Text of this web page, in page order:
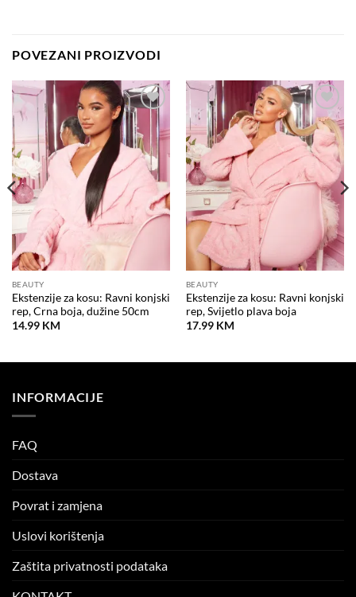
POVEZANI PROIZVODI
Dodaj
listu
želja
BEAUTY
Ekstenzije za kosu: Ravni konjski
rep, Crna boja, dužine 50cm
14.99 KM
Dodaj
na
listu
želja
BEAUTY
Ekstenzije za kosu: Ravni konjski
rep, Svijetlo plava boja
17.99 KM
INFORMACIJE
FAQ
Dostava
Povrat i zamjena
Uslovi korištenja
Zaštita privatnosti podataka